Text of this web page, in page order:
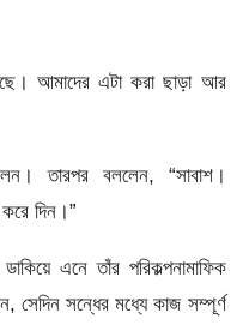
আমাদের এটা করা ছাড়া আর
তারপর বললেন, “সাবাশ।
দিন।”
এনে তাঁর পরিকল্পনামাফিক
সেদিন সন্ধের মধ্যে কাজ সম্পূর্ণ